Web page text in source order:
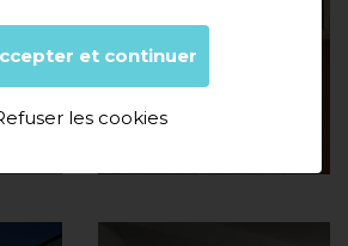
CONSTRUCTION DE
MAISON À MAS
et continuer
les cookies